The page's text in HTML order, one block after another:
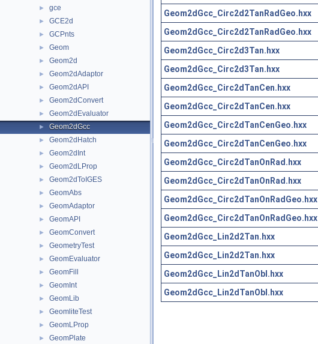
► gce
► GCE2d
► GCPnts
► Geom
► Geom2d
► Geom2dAdaptor
► Geom2dAPI
► Geom2dConvert
► Geom2dEvaluator
► Geom2dGcc
► Geom2dHatch
► Geom2dInt
► Geom2dLProp
► Geom2dToIGES
► GeomAbs
► GeomAdaptor
► GeomAPI
► GeomConvert
► GeometryTest
► GeomEvaluator
► GeomFill
► GeomInt
► GeomLib
► GeomliteTest
► GeomLProp
► GeomPlate
Geom2dGcc_Circ2d2TanRadGeo.hxx
Geom2dGcc_Circ2d2TanRadGeo.hxx
Geom2dGcc_Circ2d3Tan.hxx
Geom2dGcc_Circ2d3Tan.hxx
Geom2dGcc_Circ2dTanCen.hxx
Geom2dGcc_Circ2dTanCen.hxx
Geom2dGcc_Circ2dTanCenGeo.hxx
Geom2dGcc_Circ2dTanCenGeo.hxx
Geom2dGcc_Circ2dTanOnRad.hxx
Geom2dGcc_Circ2dTanOnRad.hxx
Geom2dGcc_Circ2dTanOnRadGeo.hxx
Geom2dGcc_Circ2dTanOnRadGeo.hxx
Geom2dGcc_Lin2d2Tan.hxx
Geom2dGcc_Lin2d2Tan.hxx
Geom2dGcc_Lin2dTanObl.hxx
Geom2dGcc_Lin2dTanObl.hxx